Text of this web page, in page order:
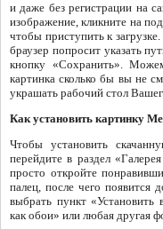
и даже без регистрации на
изображение, кликните на
чтобы приступить к
браузер попросит указать
кнопку «Сохранить».
картинка сколько бы вы не
украшать рабочий стол
Как установить картинку
Чтобы установить
перейдите в раздел
просто откройте
палец, после чего
выбрать пункт «Установить
как обои» или любая другая